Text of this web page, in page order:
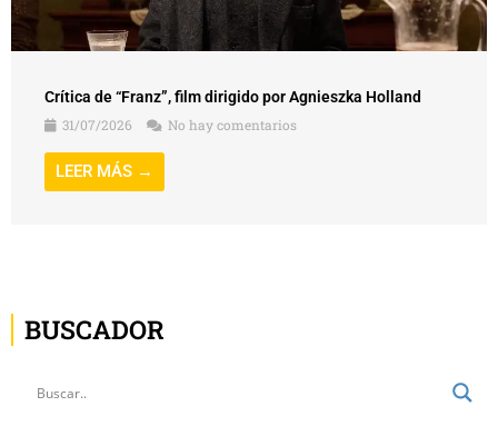
Crítica de “Franz”, film dirigido por Agnieszka Holland
31/07/2026
No hay comentarios
LEER MÁS →
BUSCADOR